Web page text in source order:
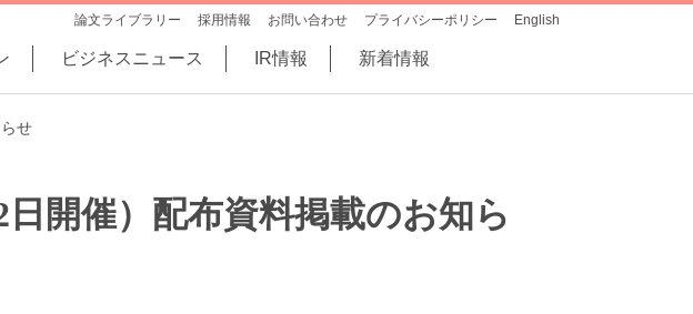
論文ライブラリー 採用情報 お問い合わせ プライバシーポリシー English
ビジネスニュース IR情報 新着情報
せ
開催）配布資料掲載のお知ら